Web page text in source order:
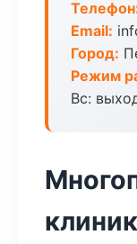
Email:
Город:
Режим
Вс: